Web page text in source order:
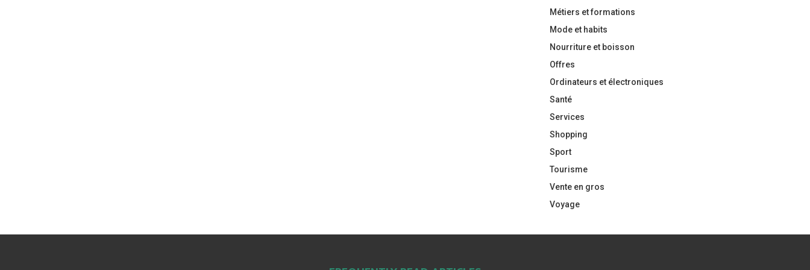
Métiers et formations
Mode et habits
Nourriture et boisson
Offres
Ordinateurs et électroniques
Santé
Services
Shopping
Sport
Tourisme
Vente en gros
Voyage